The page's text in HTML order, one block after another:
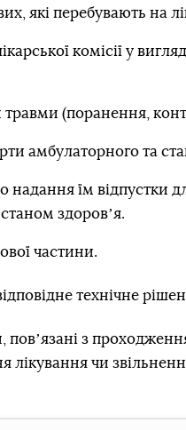
які перебувають на
комісії у
(поранення,
амбулаторного та
надання їм відпустки
здоровʼя.
частини.
технічне
повʼязані з
лікування чи